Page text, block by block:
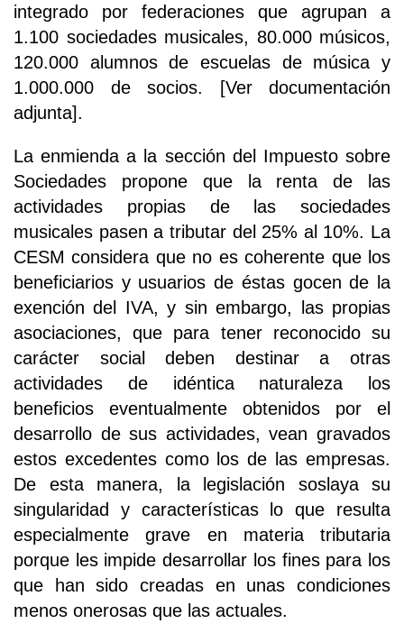
integrado por federaciones que agrupan a
1.100 sociedades musicales, 80.000 músicos,
120.000 alumnos de escuelas de música y
1.000.000 de socios. [Ver documentación
adjunta].
La enmienda a la sección del Impuesto sobre
Sociedades propone que la renta de las
actividades propias de las sociedades
musicales pasen a tributar del 25% al 10%. La
CESM considera que no es coherente que los
beneficiarios y usuarios de éstas gocen de la
exención del IVA, y sin embargo, las propias
asociaciones, que para tener reconocido su
carácter social deben destinar a otras
actividades de idéntica naturaleza los
beneficios eventualmente obtenidos por el
desarrollo de sus actividades, vean gravados
estos excedentes como los de las empresas.
De esta manera, la legislación soslaya su
singularidad y características lo que resulta
especialmente grave en materia tributaria
porque les impide desarrollar los fines para los
que han sido creadas en unas condiciones
menos onerosas que las actuales.